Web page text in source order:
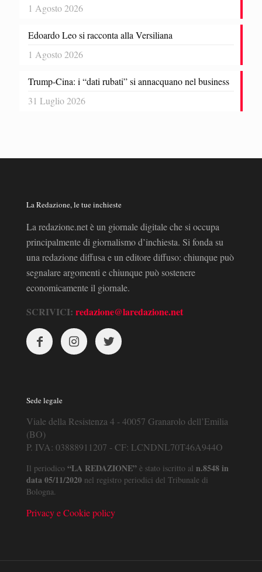
1 Agosto 2026
Edoardo Leo si racconta alla Versiliana
1 Agosto 2026
Trump-Cina: i “dati rubati” si annacquano nel business
31 Luglio 2026
La Redazione, le tue inchieste
La redazione.net è un giornale digitale che si occupa
principalmente di giornalismo d’inchiesta. Si fonda su
una redazione diffusa e un editore diffuso: chiunque può
segnalare argomenti e chiunque può sostenere
economicamente il giornale.
SCRIVICI: redazione@laredazione.net
Sede legale
Viale della Resistenza 4 - 40057 Granarolo dell’Emilia
(BO)
P. IVA: 03888911207 - CF: LCNDNL70T46A944O
Il periodico “LA REDAZIONE” è stato iscritto al n.8548 in
data 05/11/2020 nel registro periodici del Tribunale di
Bologna.
Privacy e Cookie policy